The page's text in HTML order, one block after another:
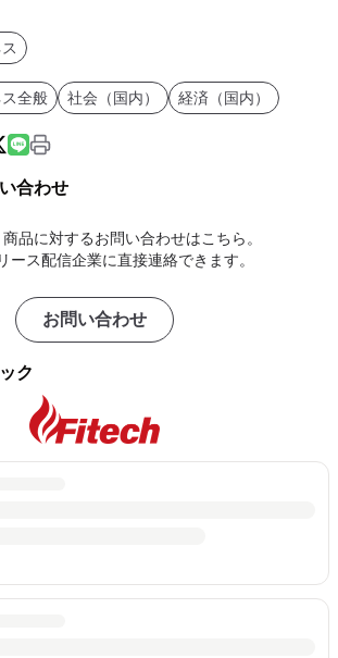
全般 社会（国内） 経済（国内）
合わせ
品に対するお問い合わせはこちら。
ース配信企業に直接連絡できます。
お問い合わせ
ク